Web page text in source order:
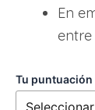
En
entre
Tu puntuación